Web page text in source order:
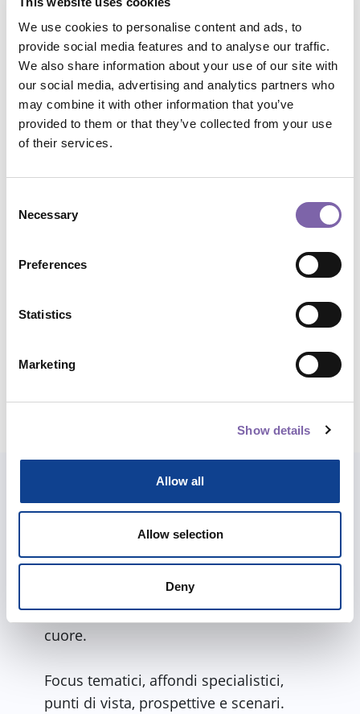
We use cookies to personalise content and ads, to
provide social media features and to analyse our traffic.
We also share information about your use of our site with
our social media, advertising and analytics partners who
may combine it with other information that you’ve
provided to them or that they’ve collected from your use
of their services.
Selection
Necessary
Preferences
Statistics
Marketing
Show details
Allow all
Allow selection
Deny
Codice corso :CU9.1-1
Viola Fabio
Formato corso:Multimediale
Ambiti tematici:
Condividi corso
Abbiamo costruito per te percorsi e
itinerari tra i diversi corsi per meglio
accompagnarti in una formazione
completa sui temi che più ti stanno a
cuore.
Focus tematici, affondi specialistici,
punti di vista, prospettive e scenari.